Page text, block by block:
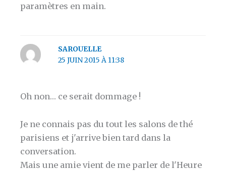
paramètres en main.
SAROUELLE
25 JUIN 2015 À 11:38
Oh non… ce serait dommage !
Je ne connais pas du tout les salons de thé
parisiens et j'arrive bien tard dans la
conversation.
Mais une amie vient de me parler de l'Heure